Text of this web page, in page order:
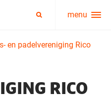
menu
en padelvereniging Rico
RICO